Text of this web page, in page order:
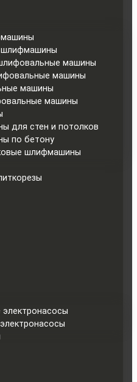
машины
машины
машины
машины
для стен и потолков
по бетону
шлифмашины